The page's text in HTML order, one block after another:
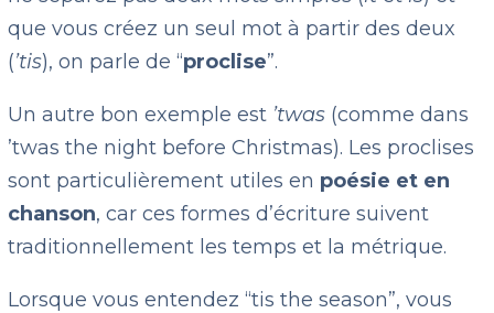
que vous créez un seul mot à partir des deux
(’tis), on parle de “proclise”.
Un autre bon exemple est ’twas (comme dans
’twas the night before Christmas). Les proclises
sont particulièrement utiles en poésie et en
chanson, car ces formes d’écriture suivent
traditionnellement les temps et la métrique.
Lorsque vous entendez “tis the season”, vous